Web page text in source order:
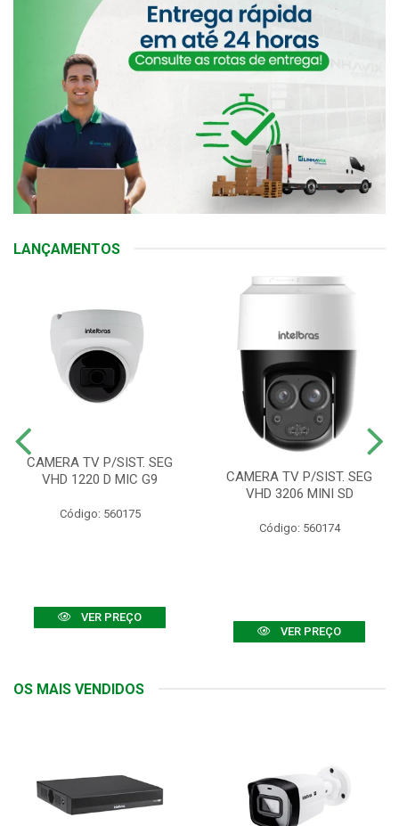
LANÇAMENTOS
CAMERA TV P/SIST. SEG
VHD 1220 D MIC G9
Código: 560175
VER PREÇO
CAMERA TV P/SIST. SEG
VHD 3206 MINI SD
Código: 560174
VER PREÇO
OS MAIS VENDIDOS